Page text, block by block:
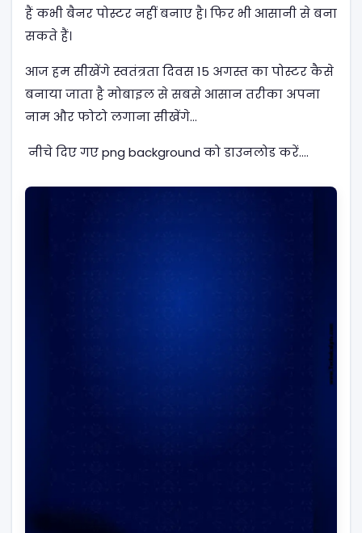
हैं कभी बैनर पोस्टर नहीं बनाए है। फिर भी आसानी से बना
सकते हैं।
आज हम सीखेंगे स्वतंत्रता दिवस 15 अगस्त का पोस्टर कैसे
बनाया जाता है मोबाइल से सबसे आसान तरीका अपना
नाम और फोटो लगाना सीखेंगे…
नीचे दिए गए png background को डाउनलोड करें....